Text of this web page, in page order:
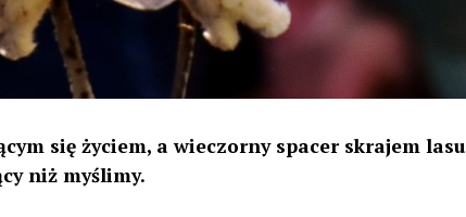
się życiem, a wieczorny spacer skrajem lasu
niż myślimy.